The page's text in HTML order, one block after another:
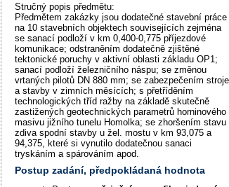
Stručný popis předmětu:
Předmětem zakázky jsou dodatečné stavební práce
na 10 stavebních objektech souvisejících zejména
se sanací podloží v km 0,400-0,775 příjezdové
komunikace; odstraněním dodatečně zjištěné
tektonické poruchy v aktivní oblasti základu OP1;
sanací podloží železničního náspu; se změnou
vrtaných pilotů DN 880 mm; se zabezpečením stroje
a stavby v zimních měsících; s přetříděním
technologických tříd ražby na základě skutečně
zastižených geotechnických parametrů horninového
masivu jižního tunelu Homolka; se zhoršením stavu
zdiva spodní stavby u žel. mostu v km 93,075 a
94,375, které si vynutilo dodatečnou sanaci
tryskáním a spárováním apod.
Postup zadání, předpokládaná hodnota